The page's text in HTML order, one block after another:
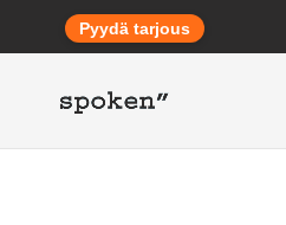
Pyydä tarjous